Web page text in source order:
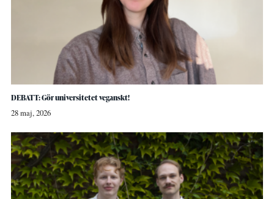
DEBATT: Gör universitetet veganskt!
28 maj, 2026